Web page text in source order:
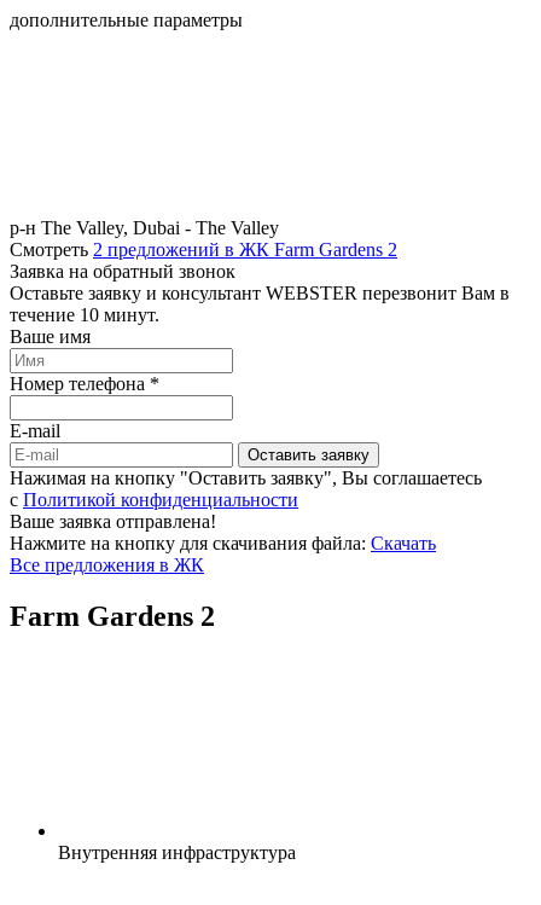
дополнительные параметры
р-н The Valley, Dubai - The Valley
Смотреть 2 предложений в ЖК Farm Gardens 2
Заявка на обратный звонок
Оставьте заявку и консультант WEBSTER перезвонит Вам в
течение 10 минут.
Ваше имя
Номер телефона *
E-mail
Оставить заявку
Нажимая на кнопку "Оставить заявку", Вы соглашаетесь
c Политикой конфиденциальности
Ваше заявка отправлена!
Нажмите на кнопку для скачивания файла: Скачать
Все предложения в ЖК
Farm Gardens 2
Внутренняя инфраструктура